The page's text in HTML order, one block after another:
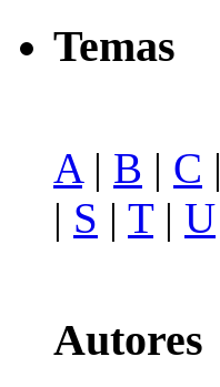
Temas
A| B | C |
| S | T| U
Autores